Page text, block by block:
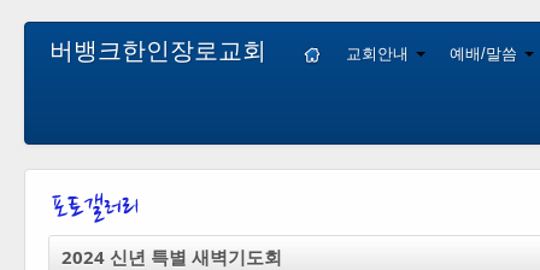
버뱅크한인장로교회 교회안내 예배/말씀
2024 신년 특별 새벽기도회